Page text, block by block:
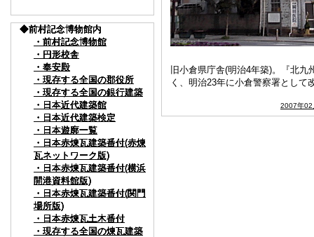
◆前村記念博物館内
・前村記念博物館
・円形校舎
・奉安殿
・現存する全国の郡役所
・現存する全国の銀行建築
・日本近代建築館
・日本近代建築検定
・日本遊廓一覧
・日本赤煉瓦建築番付(赤煉
瓦ネットワーク版)
・日本赤煉瓦建築番付(横浜
開港資料館版)
・日本赤煉瓦建築番付(関門
場所版)
・日本赤煉瓦土木番付
・現存する全国の煉瓦建築
◆前村記念博物館内
・前村記念博物館
・円形校舎
・奉安殿
・現存する全国の郡役所
・現存する全国の銀行建築
・日本近代建築館
・日本近代建築検定
・日本遊廓一覧
・日本赤煉瓦建築番付(赤煉
瓦ネットワーク版)
・日本赤煉瓦建築番付(横浜
開港資料館版)
・日本赤煉瓦建築番付(関門
場所版)
・日本赤煉瓦土木番付
・現存する全国の煉瓦建築
◆前村記念博物館内
・前村記念博物館
・円形校舎
・奉安殿
・現存する全国の郡役所
・現存する全国の銀行建築
・日本近代建築館
・日本近代建築検定
・日本遊廓一覧
・日本赤煉瓦建築番付(赤煉
瓦ネットワーク版)
・日本赤煉瓦建築番付(横浜
開港資料館版)
・日本赤煉瓦建築番付(関門
場所版)
・日本赤煉瓦土木番付
・現存する全国の煉瓦建築
◆前村記念博物館内
・前村記念博物館
・円形校舎
・奉安殿
・現存する全国の郡役所
・現存する全国の銀行建築
・日本近代建築館
・日本近代建築検定
・日本遊廓一覧
・日本赤煉瓦建築番付(赤煉
瓦ネットワーク版)
・日本赤煉瓦建築番付(横浜
開港資料館版)
・日本赤煉瓦建築番付(関門
場所版)
・日本赤煉瓦土木番付
・現存する全国の煉瓦建築
旧小倉県庁舎(明治4年築)。『北
く、明治23年に小倉警察署として
2007年02